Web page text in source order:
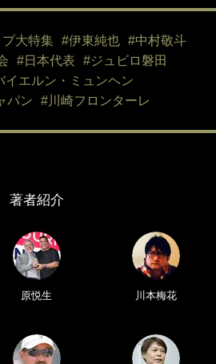
大特集 #伊東純也
#中村敬斗
#日本代表
#ジュビロ磐田
イエルン・ミュンヘン
パン
#川崎フロンターレ
著者紹介
原悦生 川本梅花